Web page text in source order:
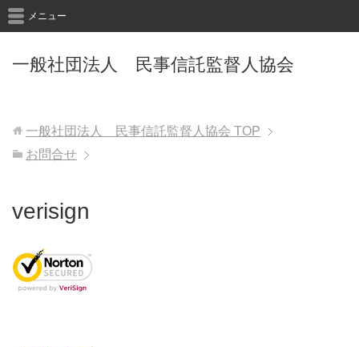
一般社団法人 民事信託監督人協会
メニュー
一般社団法人 民事信託監督人協会 TOP
お問合せ
verisign